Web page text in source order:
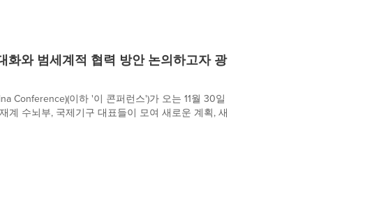
와 범세계적 협력 방안 논의하고자 광
Conference)(이하 '이 콘퍼런스')가 오는 11월 30일
계 수뇌부, 국제기구 대표들이 모여 새로운 계획, 새